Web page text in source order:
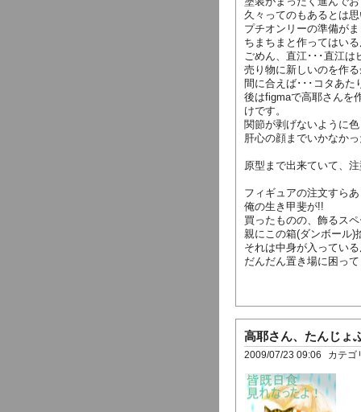
久々ってのもあるとは
プチオンリーの準備が
ちまちまと作ってはい
ごめん、直江･･･直江は
売り物に新しいのを作
間に合えば･･･コタあた
後はfigmaで高耶さんを
けです。
関節が剥げないように
肝心の顔までいかなか
原型まで出来ていて、
フィギュアの注文すら
俺の生き甲斐が!!
買ったものの、飾るス
親にこの箱(ダンボール)
それは中身が入ってい
だんだん置き場に困っ
高耶さん、たんじょ
2009/07/23 09:06 カテゴ